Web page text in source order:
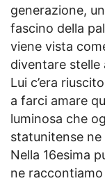
generazione,
fascino della
viene vista
diventare stelle
Lui c’era
a farci amare
luminosa che
statunitense
Nella 16esima
ne